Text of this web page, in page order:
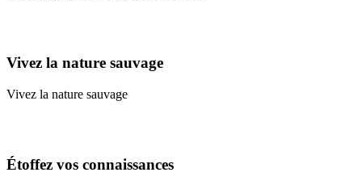
Vivez la nature sauvage
Vivez la nature sauvage
Étoffez vos connaissances